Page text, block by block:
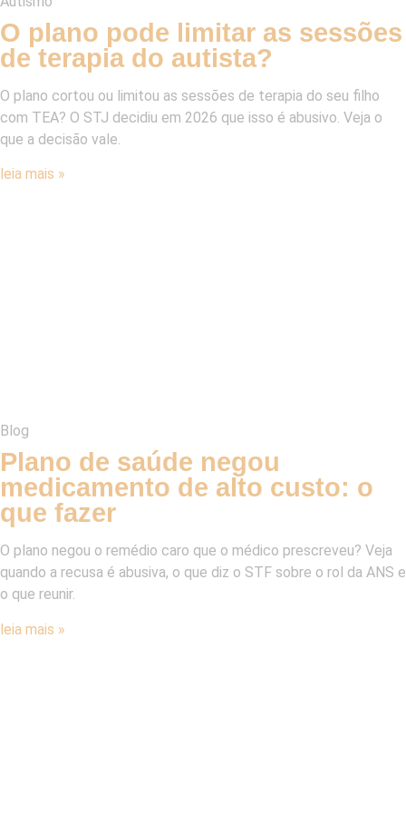
O plano pode limitar as sessões
de terapia do autista?
O plano cortou ou limitou as sessões de terapia do seu filho
com TEA? O STJ decidiu em 2026 que isso é abusivo. Veja o
que a decisão vale.
leia mais »
Blog
Plano de saúde negou
medicamento de alto custo: o
que fazer
O plano negou o remédio caro que o médico prescreveu? Veja
quando a recusa é abusiva, o que diz o STF sobre o rol da ANS e
o que reunir.
leia mais »